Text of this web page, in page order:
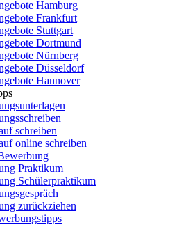
Hamburg
Frankfurt
Stuttgart
Dortmund
Nürnberg
Düsseldorf
Hannover
schreiben
online schreiben
Praktikum
Schülerpraktikum
zurückziehen